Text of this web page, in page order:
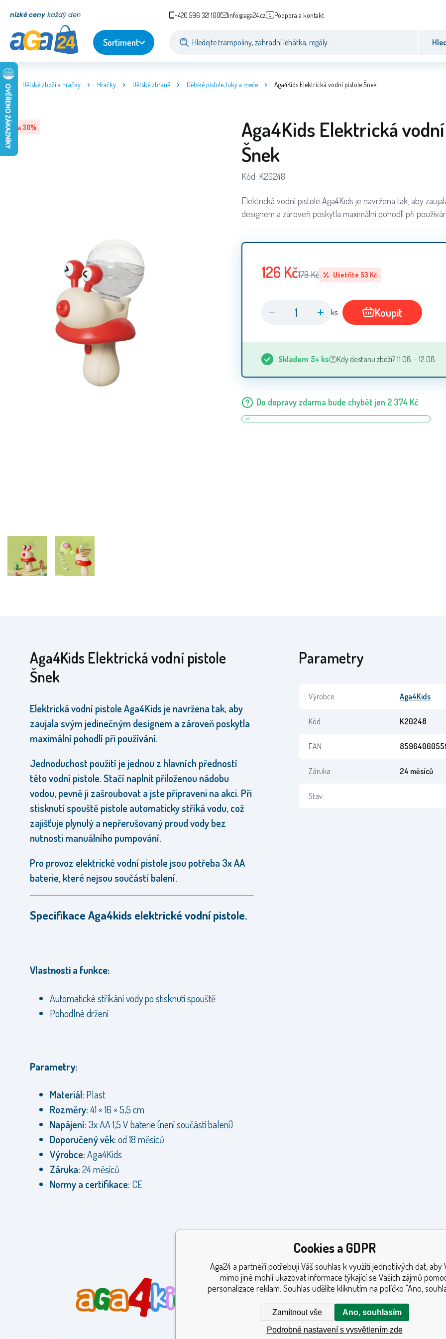
nízké ceny každý den +420 596 321 100 info@aga24.cz Podpora a kontakt
Sortiment
Dětské zboží a hračky Hračky Dětské zbraně Dětské pistole, luky a meče Aga4Kids Elektrická vodní pistole Šnek
Sleva30%
Aga4Kids Elektrická
Šnek
Kód: K20248
Elektrická vodní pistole Aga4Kids je navržena tak, aby
designem a zároveň poskytla maximální pohodlí při
126 Kč179Kč Ušetříte 53 Kč
ks Koupit
Skladem 5+ ks Kdy dostanu zboží? 11.08. - 12.08.
Do dopravy zdarma bude chybět jen 2 374 Kč
Aga4Kids Elektrická vodní pistole
Šnek
Elektrická vodní pistole Aga4Kids je navržena tak, aby
zaujala svým jedinečným designem a zároveň poskytla
maximální pohodlí při používání.
Jednoduchost použití je jednou z hlavních předností
této vodní pistole. Stačí naplnit přiloženou nádobu
vodou, pevně ji zašroubovat a jste připraveni na akci. Při
stisknutí spouště pistole automaticky stříká vodu, což
zajišťuje plynulý a nepřerušovaný proud vody bez
nutnosti manuálního pumpování.
Pro provoz elektrické vodní pistole jsou potřeba 3x AA
baterie, které nejsou součástí balení.
Specifikace Aga4kids elektrické vodní pistole.
Vlastnosti a funkce:
Automatické stříkání vody po stisknutí spouště
Pohodlné držení
Parametry:
Materiál: Plast
Rozměry:41 × 16 × 5,5 cm
Napájení:3x AA 1,5 V baterie (není součástí balení)
Doporučený věk:od 18 měsíců
Výrobce:Aga4Kids
Záruka:24 měsíců
Normy a certifikace: CE
Parametry
Výrobce: Aga4Kids
Kód: K20248
EAN:
Záruka: 24 měsíců
Stav:
Cookies a GDPR
Aga24 a partneři potřebují Váš souhlas k využití jednotlivých dat, aby
mimo jiné mohli ukazovat informace týkající se Vašich zájmů
personalizace reklam. Souhlas udělíte kliknutím na políčko "Ano,
Zamítnout vše Ano, souhlasím
Podrobné nastavení s vysvětlením zde